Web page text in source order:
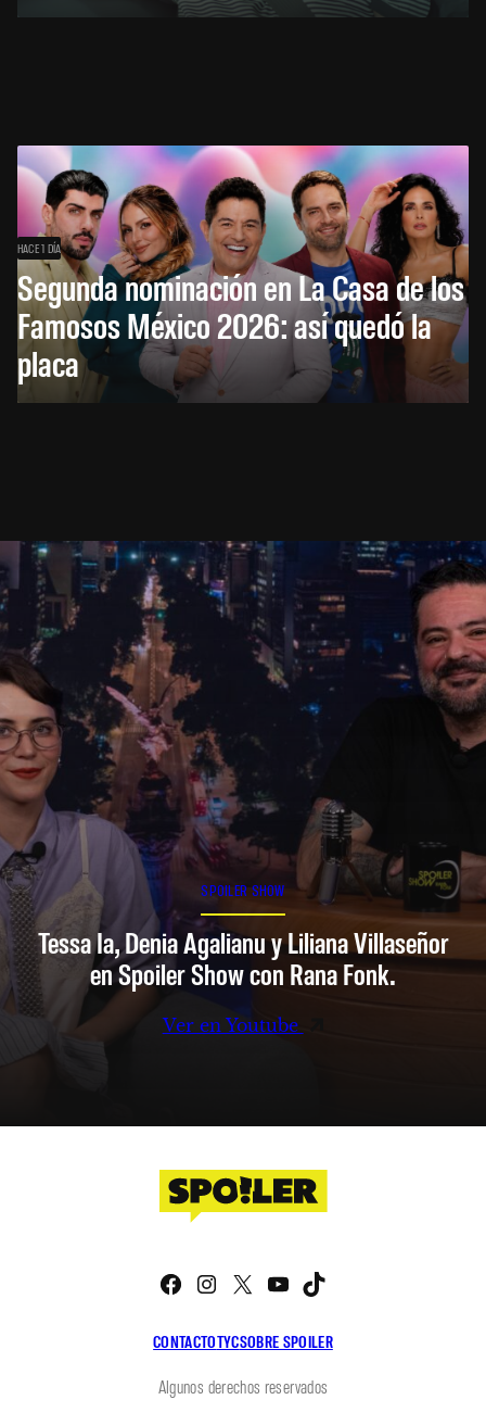
HACE 1 DÍA
Segunda nominación en La Casa de los
Famosos México 2026: así quedó la
placa
SPOILER SHOW
Tessa Ia, Denia Agalianu y Liliana Villaseñor
en Spoiler Show con Rana Fonk.
Ver en Youtube
CONTACTOTYCSOBRE SPOILER
Facebook
Instagram
X YouTube
Algunos derechos reservados